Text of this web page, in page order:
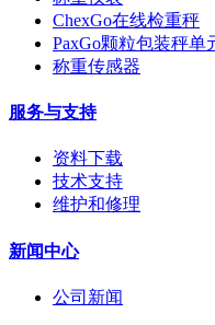
ChexGo在线检重秤
PaxGo颗粒包装秤单
称重传感器
服务与支持
资料下载
技术支持
维护和修理
新闻中心
公司新闻